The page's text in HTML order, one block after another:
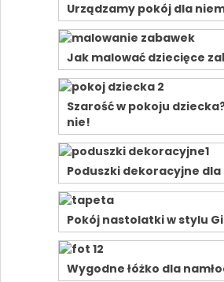
Urządzamy pokój dla
Jak malować dziecięce
Szarość w pokoju
nie!
Poduszki dekoracyjne
Pokój nastolatki w stylu
Wygodne łóżko dla